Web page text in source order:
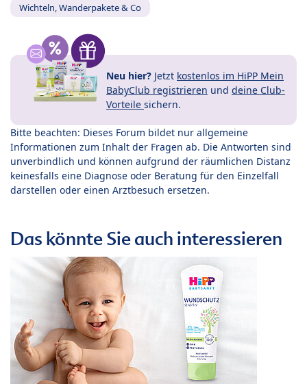
Wichteln, Wanderpakete & Co
Neu hier? Jetzt kostenlos im HiPP Mein
BabyClub registrieren und deine Club-
Vorteile sichern.
Bitte beachten: Dieses Forum bildet nur allgemeine
Informationen zum Inhalt der Fragen ab. Die Antworten sind
unverbindlich und können aufgrund der räumlichen Distanz
keinesfalls eine Diagnose oder Beratung für den Einzelfall
darstellen oder einen Arztbesuch ersetzen.
Das könnte Sie auch interessieren